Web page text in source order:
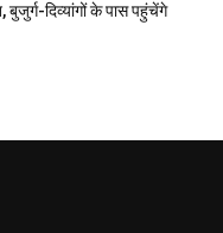
बुजुर्ग-दिव्यांगों के पास पहुंचेंगे